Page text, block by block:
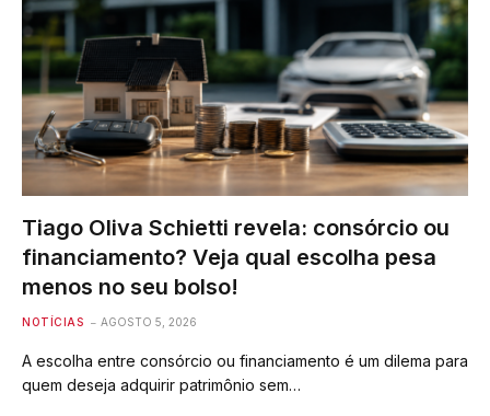
Tiago Oliva Schietti revela: consórcio ou
financiamento? Veja qual escolha pesa
menos no seu bolso!
NOTÍCIAS AGOSTO 5, 2026
A escolha entre consórcio ou financiamento é um dilema para
quem deseja adquirir patrimônio sem…